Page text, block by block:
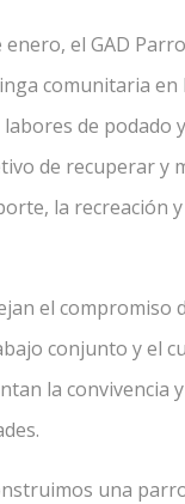
enero, el GAD
comunitaria en
de podado
de recuperar y
la recreación
el compromiso
conjunto y el
la convivencia
una